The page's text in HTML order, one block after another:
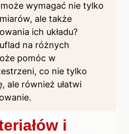
wymagać nie tylko
ale także
ich układu?
na różnych
pomóc w
co nie tylko
ale również ułatwi
i